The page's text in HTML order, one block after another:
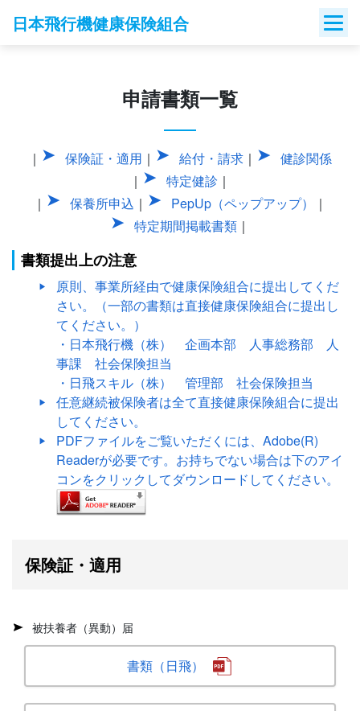
日本飛行機健康保険組合
申請書類一覧
｜ 保険証・適用 ｜ 給付・請求 ｜
健診関係
｜
特定健診 ｜
｜
保養所申込 ｜ PepUp（ペップアップ）
｜
特定期間掲載書類 ｜
書類提出上の注意
原則、事業所経由で健康保険組合に提出してくだ
さい。（一部の書類は直接健康保険組合に提出し
てください。）
・日本飛行機（株） 企画本部 人事総務部 人
事課 社会保険担当
・日飛スキル（株） 管理部 社会保険担当
任意継続被保険者は全て直接健康保険組合に提出
してください。
PDFファイルをご覧いただくには、Adobe(R)
Readerが必要です。お持ちでない場合は下のアイ
コンをクリックしてダウンロードしてください。
保険証・適用
被扶養者（異動）届
書類（日飛）